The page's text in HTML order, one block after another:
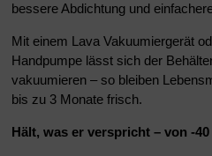
bessere Abdichtung und
Mit einem Lava Vakuumiergerät
Handpumpe lässt sich der
vakuumieren – so bleiben
bis zu 3 Monate frisch.
Hält, was er verspricht – von -40